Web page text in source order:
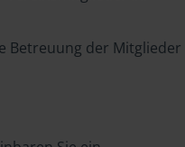
Betreuung der Mitglieder